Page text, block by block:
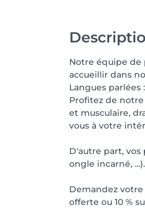
Notre équipe de
accueillir dans
Langues parlées
Profitez de
et musculaire,
vous à votre
D'autre part,
ongle incarné, ...).
Demandez votre
offerte ou 10 %